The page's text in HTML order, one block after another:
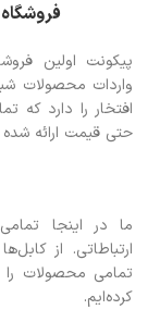
پیکونت اولین
واردات محصولات
افتخار را دارد که
حتی قیمت ارائه
ما در اینجا
ارتباطاتی. از
تمامی محصولات را
کرده‌ایم.